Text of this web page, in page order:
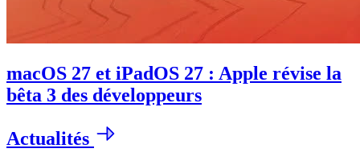
macOS 27 et iPadOS 27 : Apple révise la
bêta 3 des développeurs
Actualités